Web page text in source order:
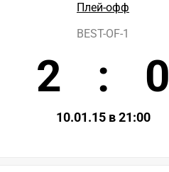
Плей-офф
BEST-OF-1
2 : 0
10.01.15 в 21:00